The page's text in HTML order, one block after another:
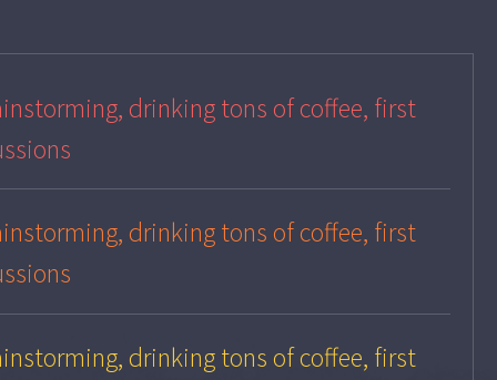
drinking tons of coffee, first
drinking tons of coffee, first
drinking tons of coffee, first